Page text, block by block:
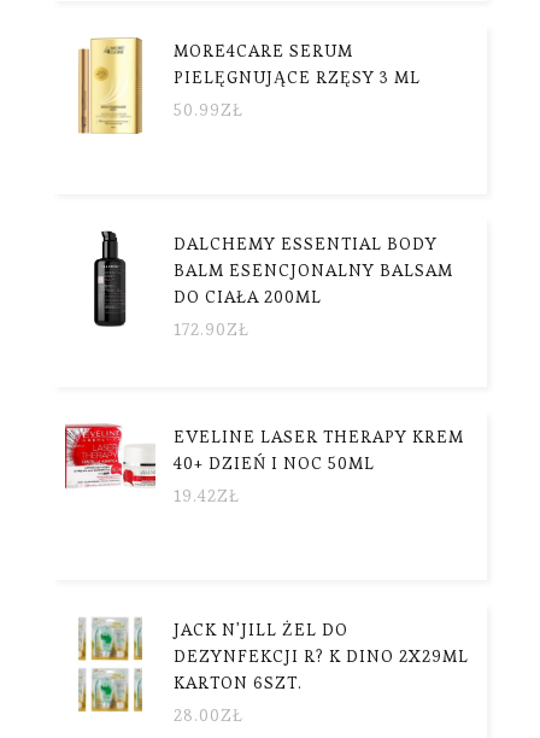
MORE4CARE SERUM
PIELĘGNUJĄCE RZĘSY 3 ML
50.99ZŁ
DALCHEMY ESSENTIAL BODY
BALM ESENCJONALNY BALSAM
DO CIAŁA 200ML
172.90ZŁ
EVELINE LASER THERAPY KREM
40+ DZIEŃ I NOC 50ML
19.42ZŁ
JACK N'JILL ŻEL DO
DEZYNFEKCJI R? K DINO 2X29ML
KARTON 6SZT.
28.00ZŁ